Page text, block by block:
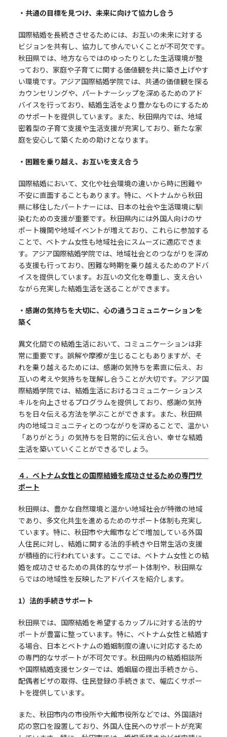
・共通の目標を見つけ、未来に向けて協力し合う
国際結婚を長続きさせるためには、お互いの未来に対する
ビジョンを共有し、協力して歩んでいくことが不可欠です。
秋田県では、地方ならではのゆったりとした生活環境が整
っており、家庭や子育てに関する価値観を共に築き上げやす
い環境です。アジア国際結婚学院では、共通の価値観を探る
カウンセリングや、パートナーシップを深めるためのアド
バイスを行っており、結婚生活をより豊かなものにするため
のサポートを提供しています。また、秋田県内では、地域
密着型の子育て支援や生活支援が充実しており、新たな家
庭を安心して築くための助けとなります。
・困難を乗り越え、お互いを支え合う
国際結婚において、文化や社会環境の違いから時に困難や
不安に直面することもあります。特に、ベトナムから秋田
県に移住したパートナーには、日本の社会や生活環境に馴
染むための支援が重要です。秋田県内には外国人向けのサ
ポート機関や地域イベントが増えており、これらに参加する
ことで、ベトナム女性も地域社会にスムーズに適応できま
す。アジア国際結婚学院では、地域社会とのつながりを深め
る支援も行っており、困難な時期を乗り越えるためのアドバ
イスを提供しています。お互いの文化を尊重し、支え合い
ながら充実した結婚生活を送ることができます。
・感謝の気持ちを大切に、心の通うコミュニケーションを
築く
異文化間での結婚生活において、コミュニケーションは非
常に重要です。誤解や摩擦が生じることもありますが、そ
れを乗り越えるためには、感謝の気持ちを素直に伝え、お
互いの考えや気持ちを理解し合うことが大切です。アジア国
際結婚学院では、結婚生活におけるコミュニケーションス
キルを向上させるプログラムを提供しており、感謝の気持
ちを日々伝える方法を学ぶことができます。また、秋田県
内の地域コミュニティとのつながりを深めることで、温かい
「ありがとう」の気持ちを日常的に伝え合い、幸せな結婚
生活を築いていくことができるでしょう。
４．ベトナム女性との国際結婚を成功させるための専門サ
ポート
秋田県は、豊かな自然環境と温かい地域社会が特徴の地域
であり、多文化共生を進めるためのサポート体制も充実し
ています。特に、秋田市や大館市などで増加している外国
人住民に対し、結婚に関する法的手続きや日常生活の支援
が積極的に行われています。ここでは、ベトナム女性との結
婚を成功させるための具体的なサポート体制や、秋田県な
らではの地域性を反映したアドバイスを紹介します。
1）法的手続きサポート
秋田県では、国際結婚を希望するカップルに対する法的サ
ポートが豊富に整っています。特に、ベトナム女性と結婚す
る場合、日本とベトナムの婚姻制度の違いに対応するため
の専門的なサポートが不可欠です。秋田県内の結婚相談所
や国際結婚支援センターでは、婚姻届の提出手続きから、
配偶者ビザの取得、住民登録の手続きまで、幅広くサポー
トを提供しています。
また、秋田市内の市役所や大館市役所などでは、外国語対
応の窓口を設置しており、外国人住民へのサポートが充実